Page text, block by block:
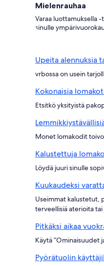
Mielenrauhaa
Varaa luottamuksella
sinulle
Upeita alennuksia
vrbossa on usein
Kokonaisia
Etsitkö yksityistä
Monet lomakodit
Kalustettuja
Löydä juuri sinulle
Kuukaudeksi
Useimmat kalustetut,
terveellisiä aterioita tai
Pitkäksi aikaa
Käytä ”Ominaisuudet
Pyörätuolin